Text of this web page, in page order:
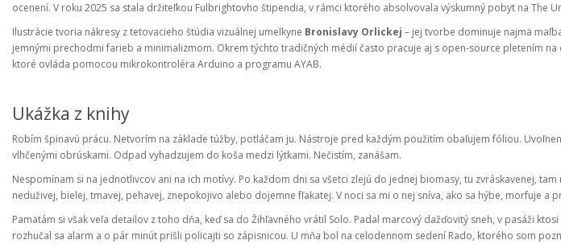
ocenení. V roku 2025 sa stala držiteľkou Fulbrightovho štipendia, v rámci ktorého absolvovala výskumný pobyt na The
Ilustrácie tvoria nákresy z tetovacieho štúdia vizuálnej umelkyne Bronislavy Orlickej – jej tvorbe dominuje najmä
jemnými prechodmi farieb a minimalizmom. Okrem týchto tradičných médií často pracuje aj s open-source pletením
ktoré ovláda pomocou mikrokontroléra Arduino a programu AYAB.
Ukážka z knihy
Robím špinavú prácu. Netvorím na základe túžby, potláčam ju. Nástroje pred každým použitím obaľujem fóliou.
vlhčenými obrúskami. Odpad vyhadzujem do koša medzi lýtkami. Nečistím, zanášam.
Nespomínam si na jednotlivcov ani na ich motívy. Po každom dni sa všetci zlejú do jednej biomasy, tu zvráskavenej,
neduživej, bielej, tmavej, pehavej, znepokojivo alebo dojemne fľakatej. V noci sa mi o nej sníva, ako sa hýbe, morfuje a
Pamätám si však veľa detailov z toho dňa, keď sa do Žihľavného vrátil Solo. Padal marcový dažďovitý sneh, v pasáži
rozhučal sa alarm a o pár minút prišli policajti so zápisnicou. U mňa bol na celodennom sedení Rado, ktorého som